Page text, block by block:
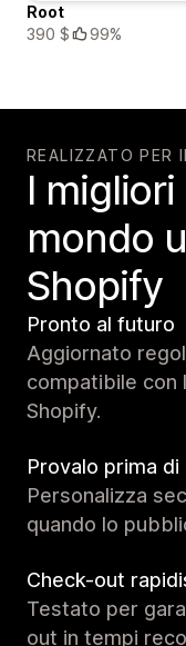
Root
390 $
99%
REALIZZATO PER
I
mondo
Shopify
Pronto al futuro
Aggiornato
compatibile con
Shopify.
Provalo prima
Personalizza
quando lo
Check-out
Testato per
out in tempi